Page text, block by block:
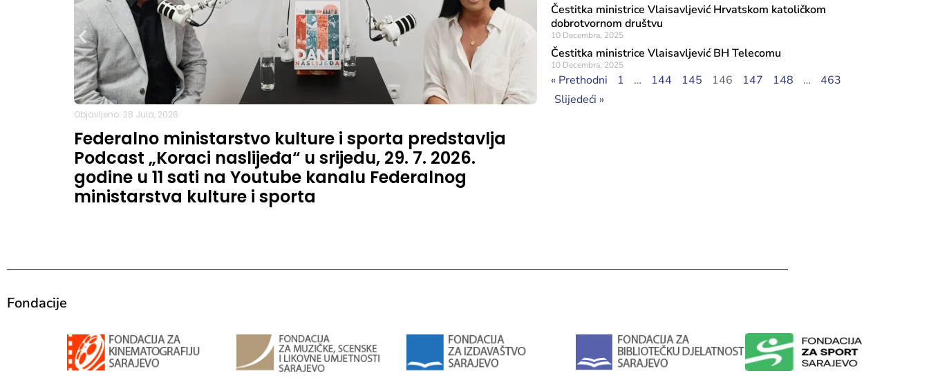
Objavljeno: 28 Jula, 2026
Federalno ministarstvo kulture i sporta predstavlja
Podcast „Koraci naslijeđa“ u srijedu, 29. 7. 2026.
godine u 11 sati na Youtube kanalu Federalnog
ministarstva kulture i sporta
Čestitka ministrice Vlaisavljević Hrvatskom katoličkom
dobrotvornom društvu
10 Decembra, 2025
Čestitka ministrice Vlaisavljević BH Telecomu
10 Decembra, 2025
« Prethodni 1 … 144 145 146 147 148 …
463
Slijedeći »
Fondacije